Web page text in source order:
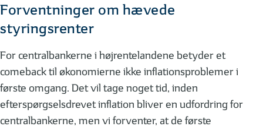
Forventninger om hævede
styringsrenter
For centralbankerne i højrentelandene betyder et
comeback til økonomierne ikke inflationsproblemer i
første omgang. Det vil tage noget tid, inden
efterspørgselsdrevet inflation bliver en udfordring for
centralbankerne, men vi forventer, at de første